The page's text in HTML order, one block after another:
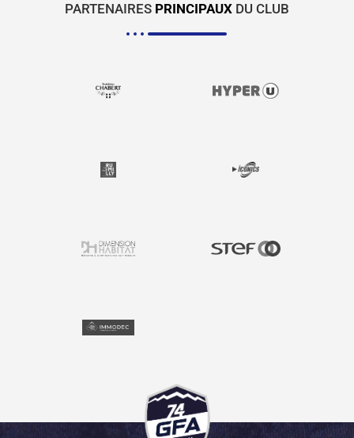
PARTENAIRES PRINCIPAUX DU CLUB